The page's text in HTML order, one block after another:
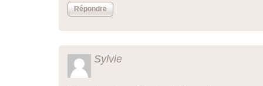
Répondre
Sylvie